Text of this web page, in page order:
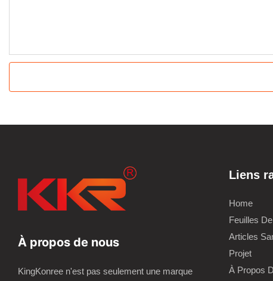
À propos de nous
KingKonree n'est pas seulement une marque
Liens
Home
Feuilles
Articles
Projet
À Propos